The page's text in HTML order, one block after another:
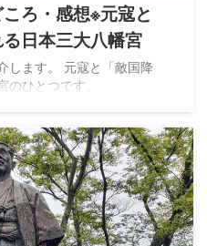
ろ・感想※元寇と
る日本三大八幡宮
します。 元寇と「敵国降
ひとつです。